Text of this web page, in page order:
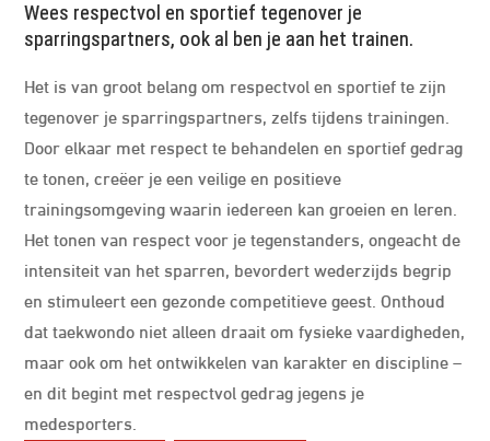
Wees respectvol en sportief tegenover je
sparringspartners, ook al ben je aan het trainen.
Het is van groot belang om respectvol en sportief te zijn
tegenover je sparringspartners, zelfs tijdens trainingen.
Door elkaar met respect te behandelen en sportief gedrag
te tonen, creëer je een veilige en positieve
trainingsomgeving waarin iedereen kan groeien en leren.
Het tonen van respect voor je tegenstanders, ongeacht de
intensiteit van het sparren, bevordert wederzijds begrip
en stimuleert een gezonde competitieve geest. Onthoud
dat taekwondo niet alleen draait om fysieke vaardigheden,
maar ook om het ontwikkelen van karakter en discipline –
en dit begint met respectvol gedrag jegens je
medesporters.